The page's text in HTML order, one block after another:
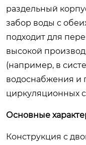
раздельный
забор воды с
подходит для
высокой
(например, в
водоснабжения
циркуляционных
Основные
Конструкция с